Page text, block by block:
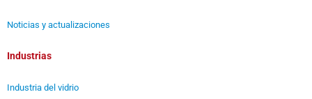
Noticias y actualizaciones
Industrias
Industria del vidrio